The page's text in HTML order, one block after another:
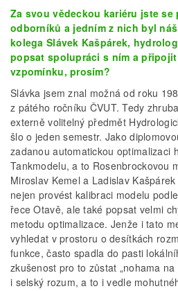
Za svou vědeckou kariéru jste
odborníků a jedním z nich byl
kolega Slávek Kašpárek,
popsat spolupráci s ním a
vzpomínku, prosím?
Slávka jsem znal možná od roku
z pátého ročníku ČVUT. Tedy
externě volitelný předmět
šlo o jeden semestr. Jako
zadanou automatickou optimalizaci
Tankmodelu, a to Rosenbrockovou
Miroslav Kemel a Ladislav
nejen provést kalibraci modelu
řece Otavě, ale také popsat velmi
metodu optimalizace. Jenže i tato
vyhledat v prostoru o desítkách
funkce, často spadla do pasti
zkušenost pro to zůstat „nohama
i selský rozum, a to i vedle